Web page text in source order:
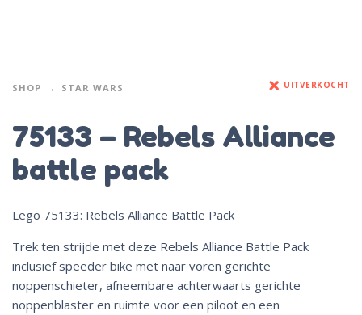
SHOP STAR WARS UITVERKOCHT
75133 – Rebels Alliance
battle pack
Lego 75133: Rebels Alliance Battle Pack
Trek ten strijde met deze Rebels Alliance Battle Pack
inclusief speeder bike met naar voren gerichte
noppenschieter, afneembare achterwaarts gerichte
noppenblaster en ruimte voor een piloot en een